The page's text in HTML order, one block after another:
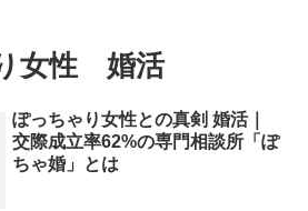
女性 婚活
ぽっちゃり女性との真剣 婚活｜
交際成立率62%の専門相談所「ぽ
ちゃ婚」とは